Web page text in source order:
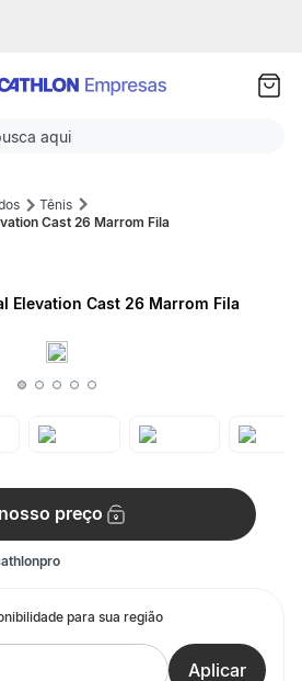
Tênis
Cast 26 Marrom Fila
Elevation Cast 26 Marrom Fila
preço